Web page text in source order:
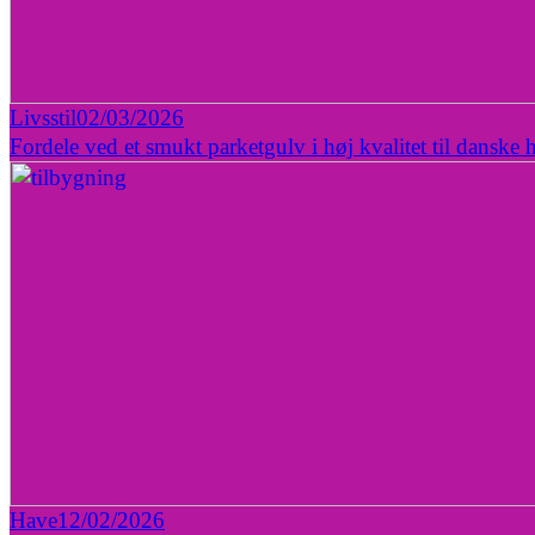
Livsstil02/03/2026
Fordele ved et smukt parketgulv i høj kvalitet til danske
Have12/02/2026